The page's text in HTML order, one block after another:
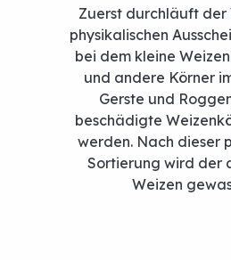
Zuerst durchläuft der
physikalischen
bei dem kleine
und andere Körner
Gerste und
beschädigte
werden. Nach dieser
Sortierung wird der
Weizen